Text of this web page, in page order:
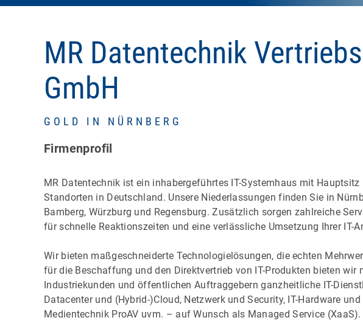
MR Datentechnik
GmbH
GOLD IN NÜRNBERG
Firmenprofil
MR Datentechnik ist ein inhabergeführtes IT-Systemhaus mit
Standorten in Deutschland. Unsere Niederlassungen finden Sie in
Bamberg, Würzburg und Regensburg. Zusätzlich sorgen zahlreiche
für schnelle Reaktionszeiten und eine verlässliche Umsetzung Ihrer IT-
Wir bieten maßgeschneiderte Technologielösungen, die echten
für die Beschaffung und den Direktvertrieb von IT-Produkten bieten wir
Industriekunden und öffentlichen Auftraggebern ganzheitliche IT-
Datacenter und (Hybrid-)Cloud, Netzwerk und Security, IT-Hardware
Medientechnik ProAV uvm. – auf Wunsch als Managed Service (XaaS).